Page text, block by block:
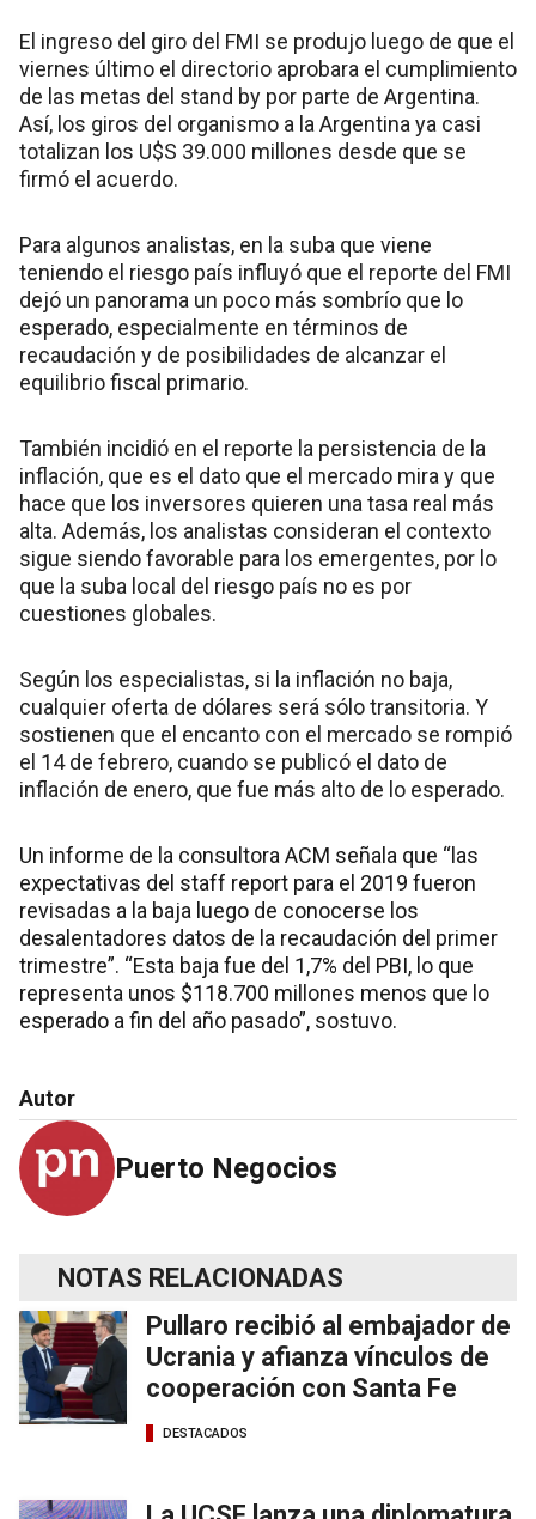
El ingreso del giro del FMI se produjo luego de que el
viernes último el directorio aprobara el cumplimiento
de las metas del stand by por parte de Argentina.
Así, los giros del organismo a la Argentina ya casi
totalizan los U$S 39.000 millones desde que se
firmó el acuerdo.
Para algunos analistas, en la suba que viene
teniendo el riesgo país influyó que el reporte del FMI
dejó un panorama un poco más sombrío que lo
esperado, especialmente en términos de
recaudación y de posibilidades de alcanzar el
equilibrio fiscal primario.
También incidió en el reporte la persistencia de la
inflación, que es el dato que el mercado mira y que
hace que los inversores quieren una tasa real más
alta. Además, los analistas consideran el contexto
sigue siendo favorable para los emergentes, por lo
que la suba local del riesgo país no es por
cuestiones globales.
Según los especialistas, si la inflación no baja,
cualquier oferta de dólares será sólo transitoria. Y
sostienen que el encanto con el mercado se rompió
el 14 de febrero, cuando se publicó el dato de
inflación de enero, que fue más alto de lo esperado.
Un informe de la consultora ACM señala que “las
expectativas del staff report para el 2019 fueron
revisadas a la baja luego de conocerse los
desalentadores datos de la recaudación del primer
trimestre”. “Esta baja fue del 1,7% del PBI, lo que
representa unos $118.700 millones menos que lo
esperado a fin del año pasado”, sostuvo.
Autor
Puerto Negocios
NOTAS RELACIONADAS
Pullaro recibió al embajador de
Ucrania y afianza vínculos de
cooperación con Santa Fe
DESTACADOS